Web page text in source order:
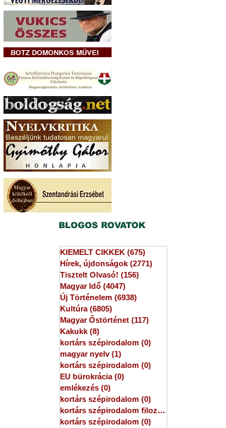
BOTZ DOMONKOS MŰVEI
BLOGOS ROVATOK
KIEMELT CIKKEK (675)
Hírek, újdonságok (2771)
Tisztelt Olvasó! (156)
Magyar Idő (4047)
Új Történelem (6938)
Kultúra (6805)
Magyar Őstörténet (117)
Kakukk (8)
kortárs szépirodalom (0)
magyar nyelv (1)
kortárs szépirodalom (0)
EU bürokrácia (0)
emlékezés (0)
kortárs szépirodalom (0)
kortárs szépirodalom filozófia
kortárs szépirodalom (0)